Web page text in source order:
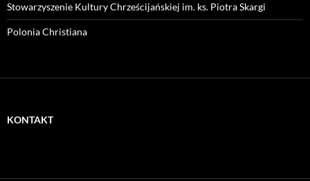
Stowarzyszenie Kultury Chrześcijańskiej im. ks. Piotra Skargi
Polonia Christiana
KONTAKT